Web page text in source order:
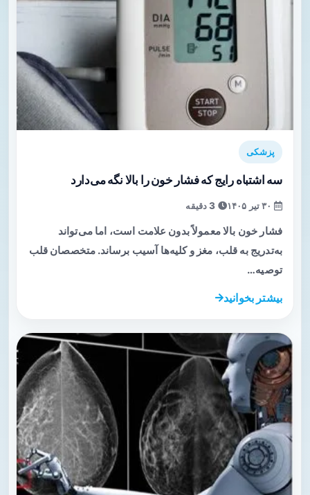
پزشکی
سه اشتباه رایج که فشار خون را بالا نگه می‌دارد
فشار خون بالا معمولاً بدون علامت است، اما می‌تواند
به‌تدریج به قلب، مغز و کلیه‌ها آسیب برساند. متخصصان قلب
توصیه…
بیشتر بخوانید